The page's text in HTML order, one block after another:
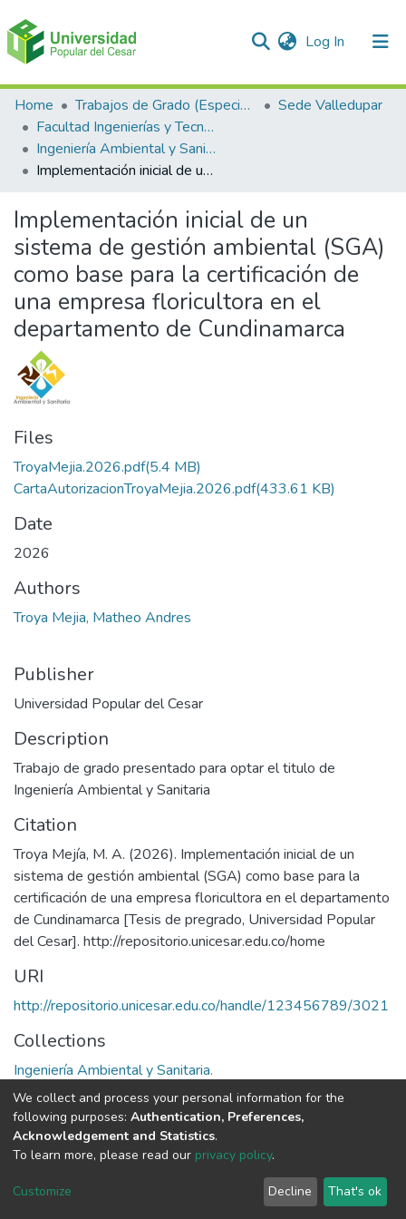
Log In (current)
Communities & Collections
All of DSpace
Statistics
Home Trabajos de Grado (Especializaciones y Pregrados)
Sede Valledupar
Facultad Ingenierías y Tecnologías
Ingeniería Ambiental y Sanitaria.
Implementación inicial de un sistema de gestión ambiental (SGA) como base para la certificación de una empresa floricultora en el departamento de Cundinamarca
Implementación inicial de un
sistema de gestión ambiental (SGA)
como base para la certificación de
una empresa floricultora en el
departamento de Cundinamarca
Files
TroyaMejia.2026.pdf(5.4 MB)
CartaAutorizacionTroyaMejia.2026.pdf(433.61 KB)
Date
2026
Authors
Troya Mejia, Matheo Andres
Publisher
Universidad Popular del Cesar
Description
Trabajo de grado presentado para optar el titulo de
Ingeniería Ambiental y Sanitaria
Citation
Troya Mejía, M. A. (2026). Implementación inicial de un
sistema de gestión ambiental (SGA) como base para la
certificación de una empresa floricultora en el departamento
de Cundinamarca [Tesis de pregrado, Universidad Popular
del Cesar]. http://repositorio.unicesar.edu.co/home
URI
http://repositorio.unicesar.edu.co/handle/123456789/3021
Collections
Ingeniería Ambiental y Sanitaria.
Full item page
DSpace software copyright © 2002-2026
Cookie
End User
Agreement
Send
Feedback
We collect and process your personal information for the
following purposes: Authentication, Preferences,
Acknowledgement and Statistics.
To learn more, please read our privacy policy.
Customize Decline That's ok